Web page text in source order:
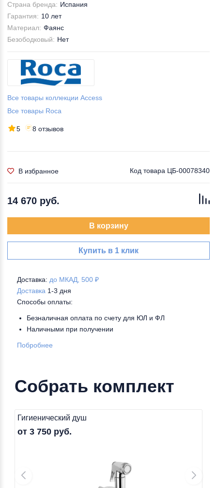
Страна бренда: Испания
Гарантия: 10 лет
Материал: Фаянс
Безободковый: Нет
Все товары коллекции Access
Все товары Roca
5 8 отзывов
В избранное Код товара ЦБ-00078340
14 670 руб.
В корзину
Купить в 1 клик
Доставка: до МКАД, 500 ₽
Доставка 1-3 дня
Способы оплаты:
Безналичная оплата по счету для ЮЛ и ФЛ
Наличными при получении
Побробнее
Собрать комплект
Гигиенический душ
от 3 750 руб.